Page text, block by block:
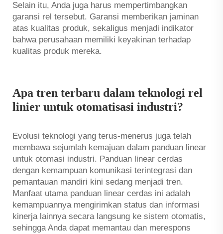
Selain itu, Anda juga harus mempertimbangkan
garansi rel tersebut. Garansi memberikan jaminan
atas kualitas produk, sekaligus menjadi indikator
bahwa perusahaan memiliki keyakinan terhadap
kualitas produk mereka.
Apa tren terbaru dalam teknologi rel
linier untuk otomatisasi industri?
Evolusi teknologi yang terus-menerus juga telah
membawa sejumlah kemajuan dalam panduan linear
untuk otomasi industri. Panduan linear cerdas
dengan kemampuan komunikasi terintegrasi dan
pemantauan mandiri kini sedang menjadi tren.
Manfaat utama panduan linear cerdas ini adalah
kemampuannya mengirimkan status dan informasi
kinerja lainnya secara langsung ke sistem otomatis,
sehingga Anda dapat memantau dan merespons